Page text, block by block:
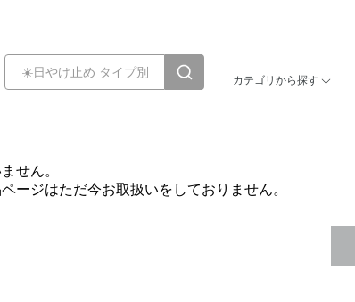
カテゴリから探す
せん。
ージはただ今お取扱いをしておりません。